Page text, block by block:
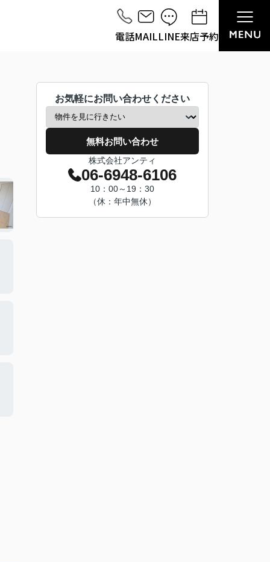
電話MAILLINE来店予約
お気軽にお問い合わせください
無料お問い合わせ
株式会社アンティ
06-6948-6106
10：00～19：30
（休：年中無休）